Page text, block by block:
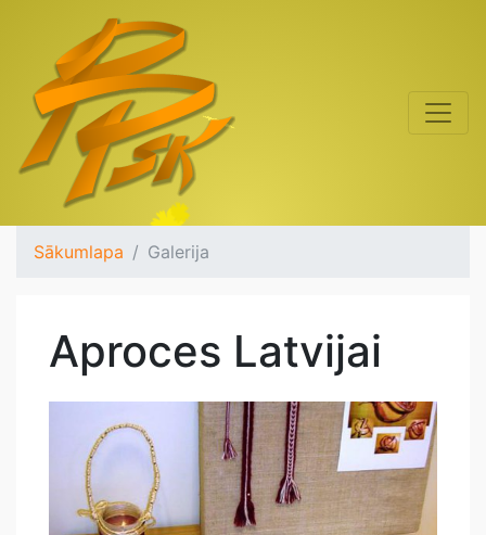
Sākumlapa Galerija
Aproces Latvijai